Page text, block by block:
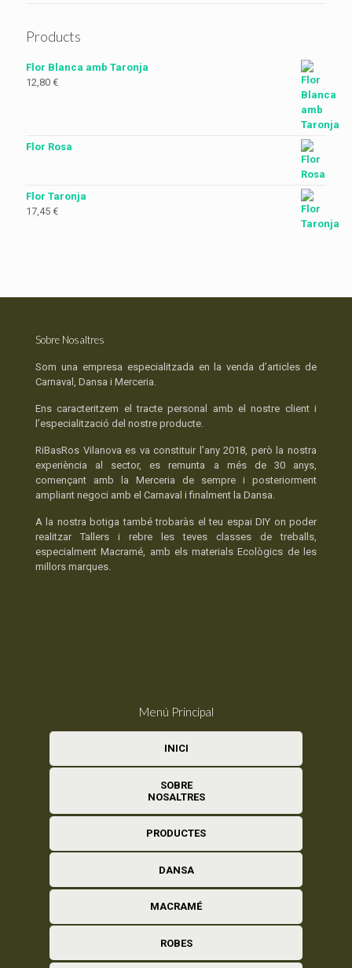
Products
Flor Blanca amb Taronja
12,80 €
Flor Rosa
Flor Taronja
17,45 €
Sobre Nosaltres
Som una empresa especialitzada en la venda d’articles de
Carnaval, Dansa i Merceria.
Ens caracteritzem el tracte personal amb el nostre client i
l’especialització del nostre producte.
RiBasRos Vilanova es va constituir l’any 2018, però la nostra
experiència al sector, es remunta a més de 30 anys,
començant amb la Merceria de sempre i posteriorment
ampliant negoci amb el Carnaval i finalment la Dansa.
A la nostra botiga també trobaràs el teu espai DIY on poder
realitzar Tallers i rebre les teves classes de treballs,
especialment Macramé, amb els materials Ecològics de les
millors marques.
Menú Principal
INICI
SOBRE
NOSALTRES
PRODUCTES
DANSA
MACRAMÉ
ROBES